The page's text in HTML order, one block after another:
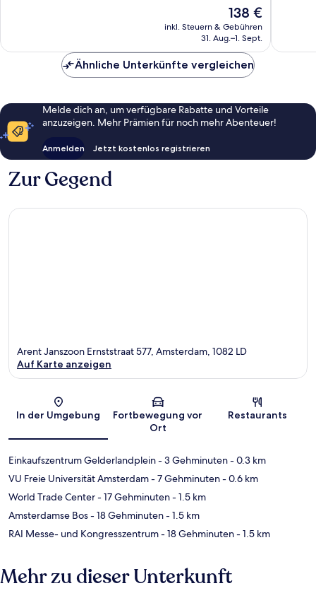
Der
Preis
beträgt
138 €
inkl. Steuern & Gebühren
31. Aug.–1. Sept.
Ähnliche Unterkünfte vergleichen
Melde dich an, um verfügbare Rabatte und Vorteile
anzuzeigen. Mehr Prämien für noch mehr Abenteuer!
Anmelden Jetzt kostenlos registrieren
Zur Gegend
Karte
Arent Janszoon Ernststraat 577, Amsterdam, 1082 LD
Auf Karte anzeigen
In der Umgebung
Fortbewegung vor
Ort
Restaurants
Einkaufszentrum Gelderlandplein- 3 Gehminuten- 0.3 km
VU Freie Universität Amsterdam- 7 Gehminuten- 0.6 km
World Trade Center- 17 Gehminuten- 1.5 km
Amsterdamse Bos- 18 Gehminuten- 1.5 km
RAI Messe- und Kongresszentrum- 18 Gehminuten- 1.5 km
Mehr zu dieser Unterkunft